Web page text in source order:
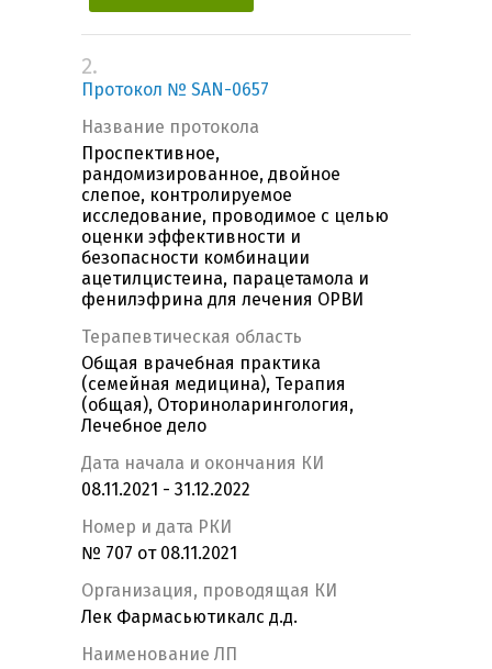
2.
Протокол № SAN-0657
Название протокола
Проспективное,
рандомизированное, двойное
слепое, контролируемое
исследование, проводимое с целью
оценки эффективности и
безопасности комбинации
ацетилцистеина, парацетамола и
фенилэфрина для лечения ОРВИ
Терапевтическая область
Общая врачебная практика
(семейная медицина), Терапия
(общая), Оториноларингология,
Лечебное дело
Дата начала и окончания КИ
08.11.2021 - 31.12.2022
Номер и дата РКИ
№ 707 от 08.11.2021
Организация, проводящая КИ
Лек Фармасьютикалс д.д.
Наименование ЛП